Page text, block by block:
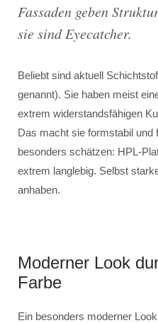
Fassaden geben
sie sind Eyecatcher.
Beliebt sind aktuell
genannt). Sie haben meist
extrem widerstandsfähigen
Das macht sie formstabil und
besonders schätzen: HPL-
extrem langlebig. Selbst
anhaben.
Moderner Look
Farbe
Ein besonders moderner